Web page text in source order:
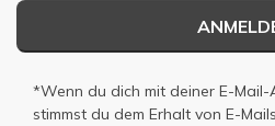
*Wenn du dich mit deiner E-Mail-
stimmst du dem Erhalt von E-